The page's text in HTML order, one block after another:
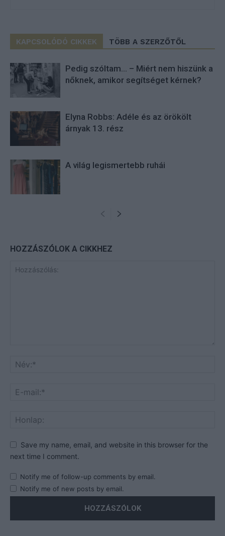
KAPCSOLÓDÓ CIKKEK TÖBB A SZERZŐTŐL
Pedig szóltam… – Miért nem hiszünk a
nőknek, amikor segítséget kérnek?
Elyna Robbs: Adéle és az örökölt
árnyak 13. rész
A világ legismertebb ruhái
HOZZÁSZÓLOK A CIKKHEZ
Save my name, email, and website in this browser for the
next time I comment.
Notify me of follow-up comments by email.
Notify me of new posts by email.